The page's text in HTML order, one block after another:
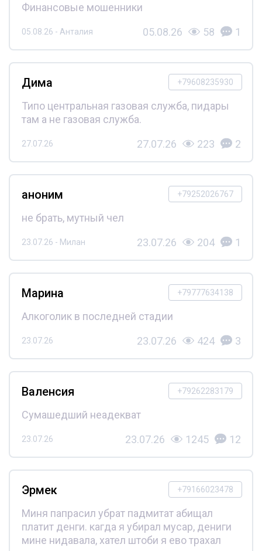
Финансовые мошенники
05.08.26 - Анталия 05.08.26 58 1
+79608235930
Дима
Типо центральная газовая служба, пидары
там а не газовая служба.
27.07.26 27.07.26 223 2
+79252026767
аноним
не брать, мутный чел
23.07.26 - Милан 23.07.26 204 1
+79777634138
Марина
Алкоголик в последней стадии
23.07.26 23.07.26 424 3
+79262283179
Валенсия
Сумашедший неадекват
23.07.26 23.07.26 1245 12
+79166023478
Эрмек
Миня папрасил убрат падмитат абищал
платит денги. кагда я убирал мусар, дениги
мине нидавала, хател штоби я ево трахал